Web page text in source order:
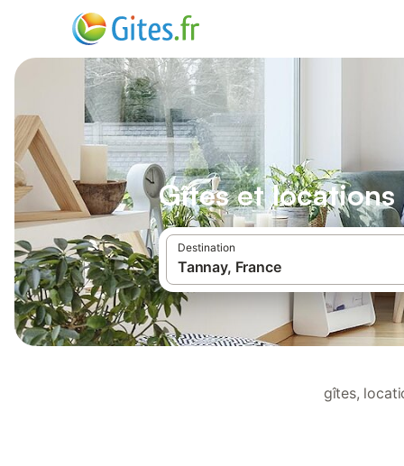
Gîtes et locations
Destination
gîtes,